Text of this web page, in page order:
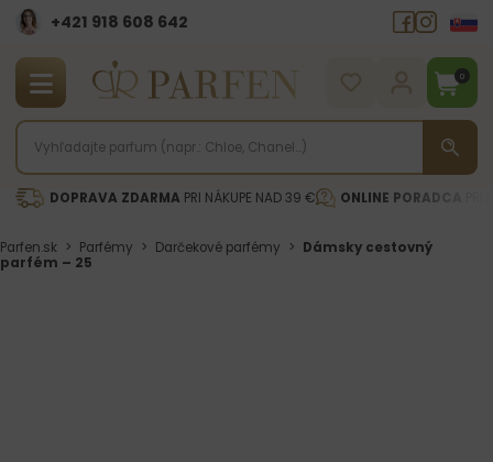
+421 918 608 642‬
0
DOPRAVA ZDARMA PRI NÁKUPE NAD 39 € ONLINE PORADCA
Parfen.sk > Parfémy > Darčekové parfémy > Dámsky cestovný
parfém – 25